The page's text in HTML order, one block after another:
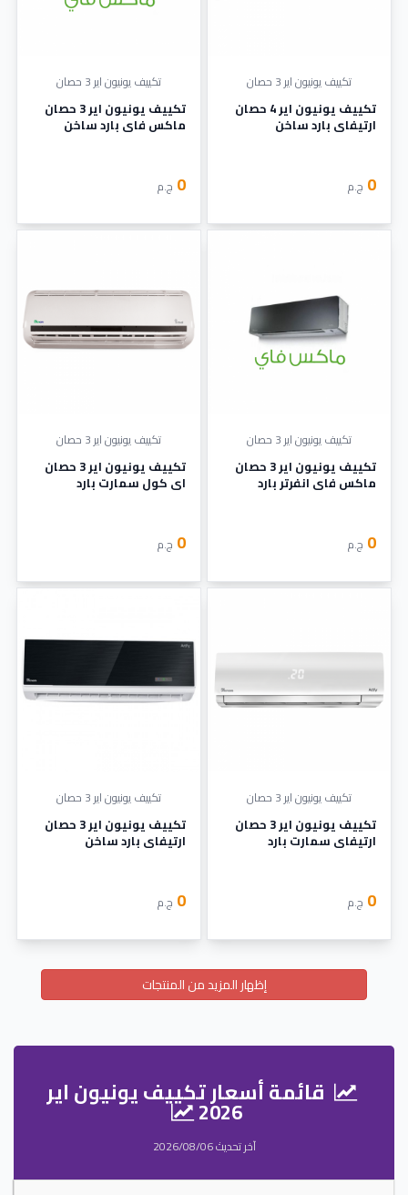
تكييف يونيون اير 3 حصان
تكييف يونيون اير 4 حصان
ارتيفاي بارد ساخن
0 ج.م
تكييف يونيون اير 3 حصان
تكييف يونيون اير 3 حصان
ماكس فاي بارد ساخن
0 ج.م
تكييف يونيون اير 3 حصان
تكييف يونيون اير 3 حصان
ماكس فاي انفرتر بارد
0 ج.م
تكييف يونيون اير 3 حصان
تكييف يونيون اير 3 حصان
اي كول سمارت بارد
0 ج.م
تكييف يونيون اير 3 حصان
تكييف يونيون اير 3 حصان
ارتيفاي سمارت بارد
0 ج.م
تكييف يونيون اير 3 حصان
تكييف يونيون اير 3 حصان
ارتيفاي بارد ساخن
0 ج.م
إظهار المزيد من المنتجات
قائمة أسعار تكييف يونيون اير
2026
آخر تحديث 2026/08/06